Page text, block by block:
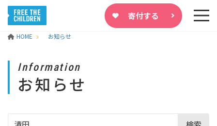
寄付する
HOME お知らせ
Information
お知らせ